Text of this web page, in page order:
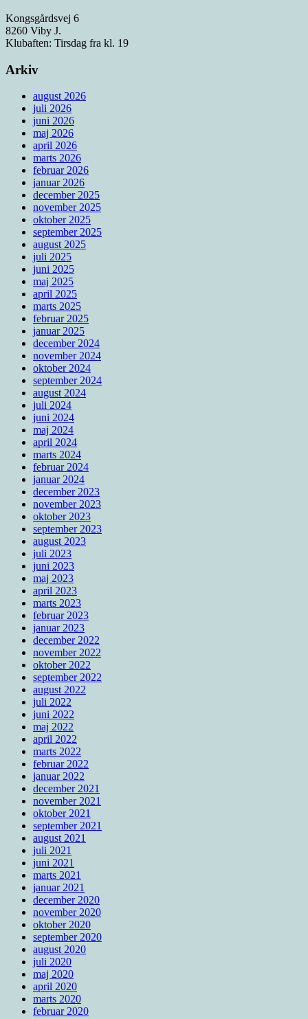
Kongsgårdsvej 6
8260 Viby J.
Klubaften: Tirsdag fra kl. 19
Arkiv
august 2026
juli 2026
juni 2026
maj 2026
april 2026
marts 2026
februar 2026
januar 2026
december 2025
november 2025
oktober 2025
september 2025
august 2025
juli 2025
juni 2025
maj 2025
april 2025
marts 2025
februar 2025
januar 2025
december 2024
november 2024
oktober 2024
september 2024
august 2024
juli 2024
juni 2024
maj 2024
april 2024
marts 2024
februar 2024
januar 2024
december 2023
november 2023
oktober 2023
september 2023
august 2023
juli 2023
juni 2023
maj 2023
april 2023
marts 2023
februar 2023
januar 2023
december 2022
november 2022
oktober 2022
september 2022
august 2022
juli 2022
juni 2022
maj 2022
april 2022
marts 2022
februar 2022
januar 2022
december 2021
november 2021
oktober 2021
september 2021
august 2021
juli 2021
juni 2021
marts 2021
januar 2021
december 2020
november 2020
oktober 2020
september 2020
august 2020
juli 2020
maj 2020
april 2020
marts 2020
februar 2020